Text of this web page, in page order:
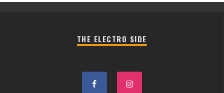
THE ELECTRO SIDE